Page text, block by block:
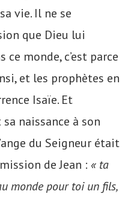
vie. Il ne se
que Dieu lui
ce monde, c’est parce
et les prophètes en
Isaïe. Et
naissance à son
du Seigneur était
de Jean : « ta
monde pour toi un fils,